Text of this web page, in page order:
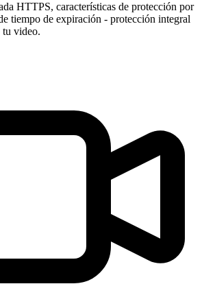
HTTPS, características de protección por
tiempo de expiración - protección integral
tu video.